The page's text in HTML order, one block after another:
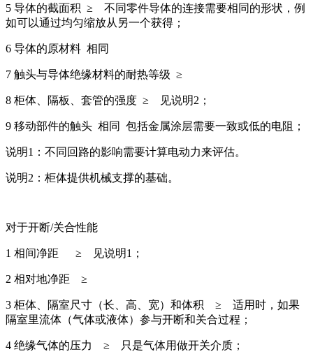
5 导体的截面积 ≥ 不同零件导体的连接需要相同的形状，例
如可以通过均匀缩放从另一个获得；
6 导体的原材料 相同
7 触头与导体绝缘材料的耐热等级 ≥
8 柜体、隔板、套管的强度 ≥ 见说明2；
9 移动部件的触头 相同 包括金属涂层需要一致或低的电阻；
说明1：不同回路的影响需要计算电动力来评估。
说明2：柜体提供机械支撑的基础。
对于开断/关合性能
1 相间净距 ≥ 见说明1；
2 相对地净距 ≥
3 柜体、隔室尺寸（长、高、宽）和体积 ≥ 适用时，如果
隔室里流体（气体或液体）参与开断和关合过程；
4 绝缘气体的压力 ≥ 只是气体用做开关介质；